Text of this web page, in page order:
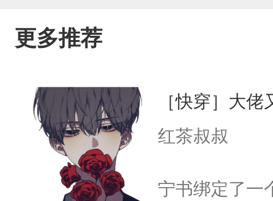
更多推荐
［快穿］大
红茶叔叔
宁书绑定了一